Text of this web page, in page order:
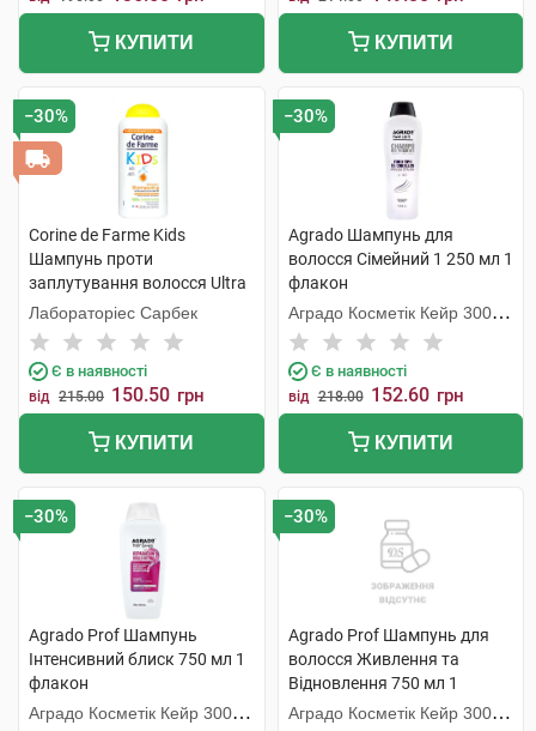
КУПИТИ КУПИТИ
−30%
Corine de Farme Kids
Шампунь проти
заплутування волосся Ultra
Абрикос 300 мл 1 флакон
Лабораторіес Сарбек
Є в наявності
від 215.00 150.50 грн
КУПИТИ
−30%
Agrado Шампунь для
волосся Сімейний 1 250 мл 1
флакон
Аградо Косметік Кейр 3000
С.Л.У.
Є в наявності
від 218.00 152.60 грн
КУПИТИ
−30%
Agrado Prof Шампунь
Інтенсивний блиск 750 мл 1
флакон
Аградо Косметік Кейр 3000
−30%
Agrado Prof Шампунь для
волосся Живлення та
Відновлення 750 мл 1
флакон
Аградо Косметік Кейр 3000